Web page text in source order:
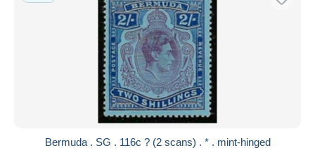
Bermuda . SG . 116c ? (2 scans) . * . mint-hinged